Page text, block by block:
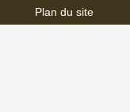
Plan du site